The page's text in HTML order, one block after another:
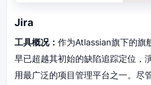
Jira
工具概况：作为Atlassian旗下的旗
早已超越其初始的缺陷追踪定位，
用最广泛的项目管理平台之一。尽